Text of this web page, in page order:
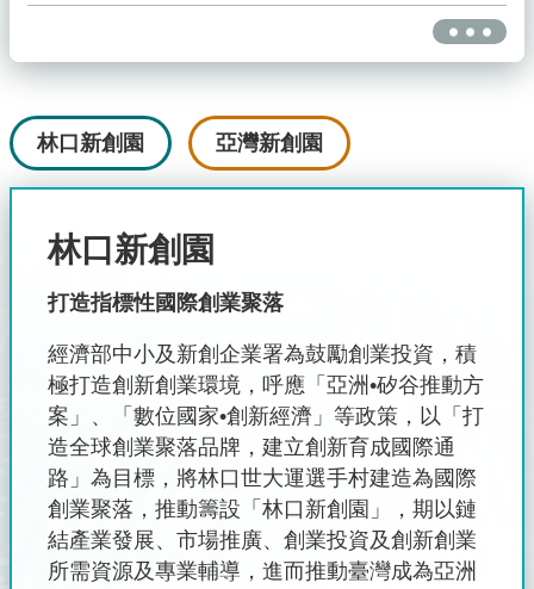
更多
林口新創園
林口新創園
打造指標性國際創業聚落
經濟部中小及新創企業署為鼓勵創業投資，積
極打造創新創業環境，呼應「亞洲•矽谷推動方
案」、「數位國家•創新經濟」等政策，以「打
造全球創業聚落品牌，建立創新育成國際通
路」為目標，將林口世大運選手村建造為國際
創業聚落，推動籌設「林口新創園」，期以鏈
結產業發展、市場推廣、創業投資及創新創業
所需資源及專業輔導，進而推動臺灣成為亞洲
亞灣新創園